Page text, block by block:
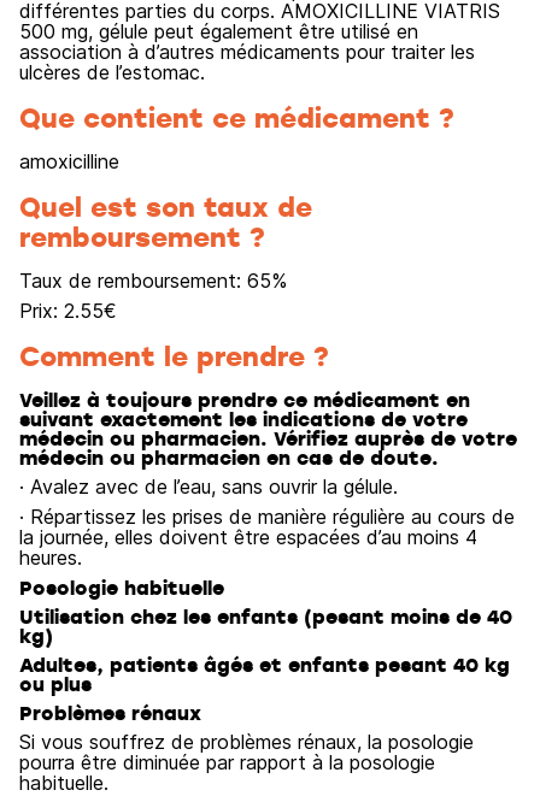
différentes parties du corps. AMOXICILLINE VIATRIS
500 mg, gélule peut également être utilisé en
association à d’autres médicaments pour traiter les
ulcères de l’estomac.
Que contient ce médicament ?
amoxicilline
Quel est son taux de
remboursement ?
Taux de remboursement: 65%
Prix: 2.55€
Comment le prendre ?
Veillez à toujours prendre ce médicament en
suivant exactement les indications de votre
médecin ou pharmacien. Vérifiez auprès de votre
médecin ou pharmacien en cas de doute.
· Avalez avec de l’eau, sans ouvrir la gélule.
· Répartissez les prises de manière régulière au cours de
la journée, elles doivent être espacées d’au moins 4
heures.
Posologie habituelle
Utilisation chez les enfants (pesant moins de 40
kg)
Adultes, patients âgés et enfants pesant 40 kg
ou plus
Problèmes rénaux
Si vous souffrez de problèmes rénaux, la posologie
pourra être diminuée par rapport à la posologie
habituelle.